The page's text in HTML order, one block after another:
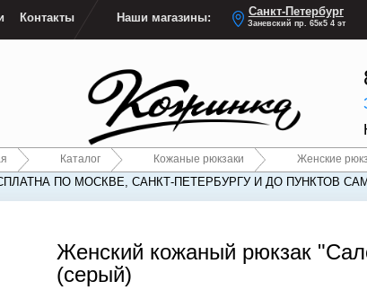
Контакты Наши магазины: Санкт-Петербург
Заневский пр. 65к5 4 эт
Каталог Кожаные рюкзаки Женские
ПО МОСКВЕ, САНКТ-ПЕТЕРБУРГУ И ДО ПУНКТОВ
ПО МОСКВЕ, САНКТ-ПЕТЕРБУРГУ И ДО ПУНКТОВ
Женский кожаный рюкзак
(серый)